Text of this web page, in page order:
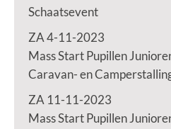
Schaatsevent
ZA 4-11-2023
Mass Start Pupillen
Caravan- en
ZA 11-11-2023
Mass Start Pupillen